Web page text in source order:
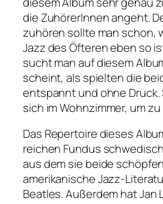
die ZuhörerInnen angeht.
zuhören sollte man schon,
Jazz des Öfteren eben so
sucht man auf diesem
scheint, als spielten die
entspannt und ohne Druck.
sich im Wohnzimmer, um
Das Repertoire dieses
reichen Fundus
aus dem sie beide
amerikanische Jazz-
Beatles. Außerdem hat Jan